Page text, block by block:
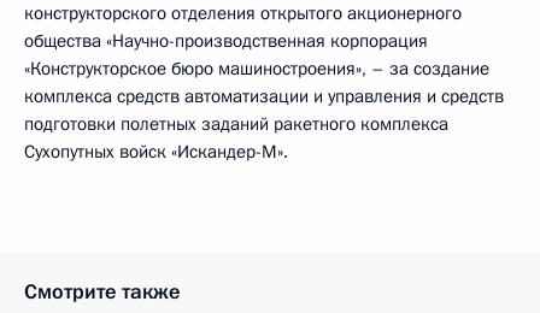
конструкторского отделения открытого акционерного
общества «Научно-производственная корпорация
«Конструкторское бюро машиностроения», – за создание
комплекса средств автоматизации и управления и средств
подготовки полетных заданий ракетного комплекса
Сухопутных войск «Искандер-М».
Смотрите также